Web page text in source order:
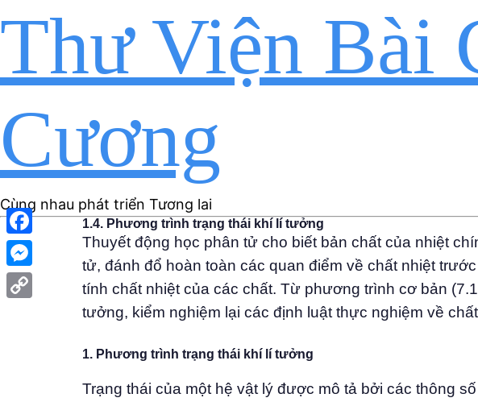
Thư Viện Bài
Cương
Cùng nhau phát triển Tương lai
1.4. Phương trình trạng thái khí lí tưởng
Thuyết động học phân tử cho biết bản chất của nhiệt
tử, đánh đổ hoàn toàn các quan điểm về chất nhiệt
tính chất nhiệt của các chất. Từ phương trình cơ bản
tưởng, kiểm nghiệm lại các định luật thực nghiệm về
1. Phương trình trạng thái khí lí tưởng
Trạng thái của một hệ vật lý được mô tả bởi các thông
Facebook
Messenger